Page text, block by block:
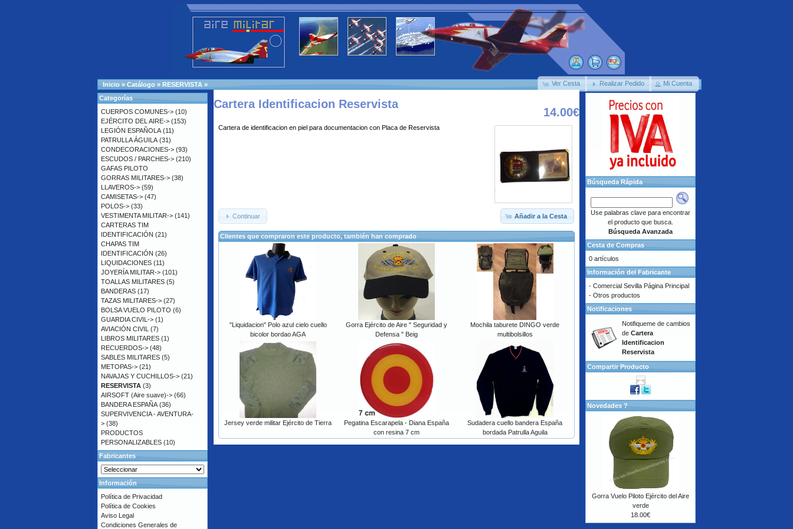
Ver Cesta Realizar Pedido Mi Cuenta
Inicio » Catálogo » RESERVISTA »
14.00€
Cartera Identificacion Reservista
Cartera de identificacion en piel para documentacion con Placa de Reservista
Añadir a la Cesta
Continuar
Clientes que compraron este producto, también han comprado
"Liquidacion" Polo azul cielo cuello
bicolor bordao AGA
Gorra Ejército de Aire " Seguridad y
Defensa " Beig
Mochila taburete DINGO verde
multibolsillos
Jersey verde militar Ejército de Tierra
Pegatina Escarapela - Diana España
con resina 7 cm
Sudadera cuello bandera España
bordada Patrulla Aguila
Categorías
CUERPOS COMUNES-> (10)
EJÉRCITO DEL AIRE-> (153)
LEGIÓN ESPAÑOLA (11)
PATRULLA ÁGUILA (31)
CONDECORACIONES-> (93)
ESCUDOS / PARCHES-> (210)
GAFAS PILOTO
GORRAS MILITARES-> (38)
LLAVEROS-> (59)
CAMISETAS-> (47)
POLOS-> (33)
VESTIMENTA MILITAR-> (141)
CARTERAS TIM
IDENTIFICACIÓN (21)
CHAPAS TIM
IDENTIFICACIÓN (26)
LIQUIDACIONES (11)
JOYERÍA MILITAR-> (101)
TOALLAS MILITARES (5)
BANDERAS (17)
TAZAS MILITARES-> (27)
BOLSA VUELO PILOTO (6)
GUARDIA CIVIL-> (1)
AVIACIÓN CIVIL (7)
LIBROS MILITARES (1)
RECUERDOS-> (48)
SABLES MILITARES (5)
METOPAS-> (21)
NAVAJAS Y CUCHILLOS-> (21)
RESERVISTA (3)
AIRSOFT (Aire suave)-> (66)
BANDERA ESPAÑA (36)
SUPERVIVENCIA - AVENTURA-
> (38)
PRODUCTOS
PERSONALIZABLES (10)
Fabricantes
Información
Política de Privacidad
Política de Cookies
Aviso Legal
Condiciones Generales de
Búsqueda Rápida
Use palabras clave para encontrar
el producto que busca.
Búsqueda Avanzada
Cesta de Compras
0 artículos
Información del Fabricante
- Comercial Sevilla Página Principal
- Otros productos
Notificaciones
Notifiqueme de cambios
de Cartera
Identificacion
Reservista
Compartir Producto
Novedades ?
Gorra Vuelo Piloto Ejército del Aire
verde
18.00€